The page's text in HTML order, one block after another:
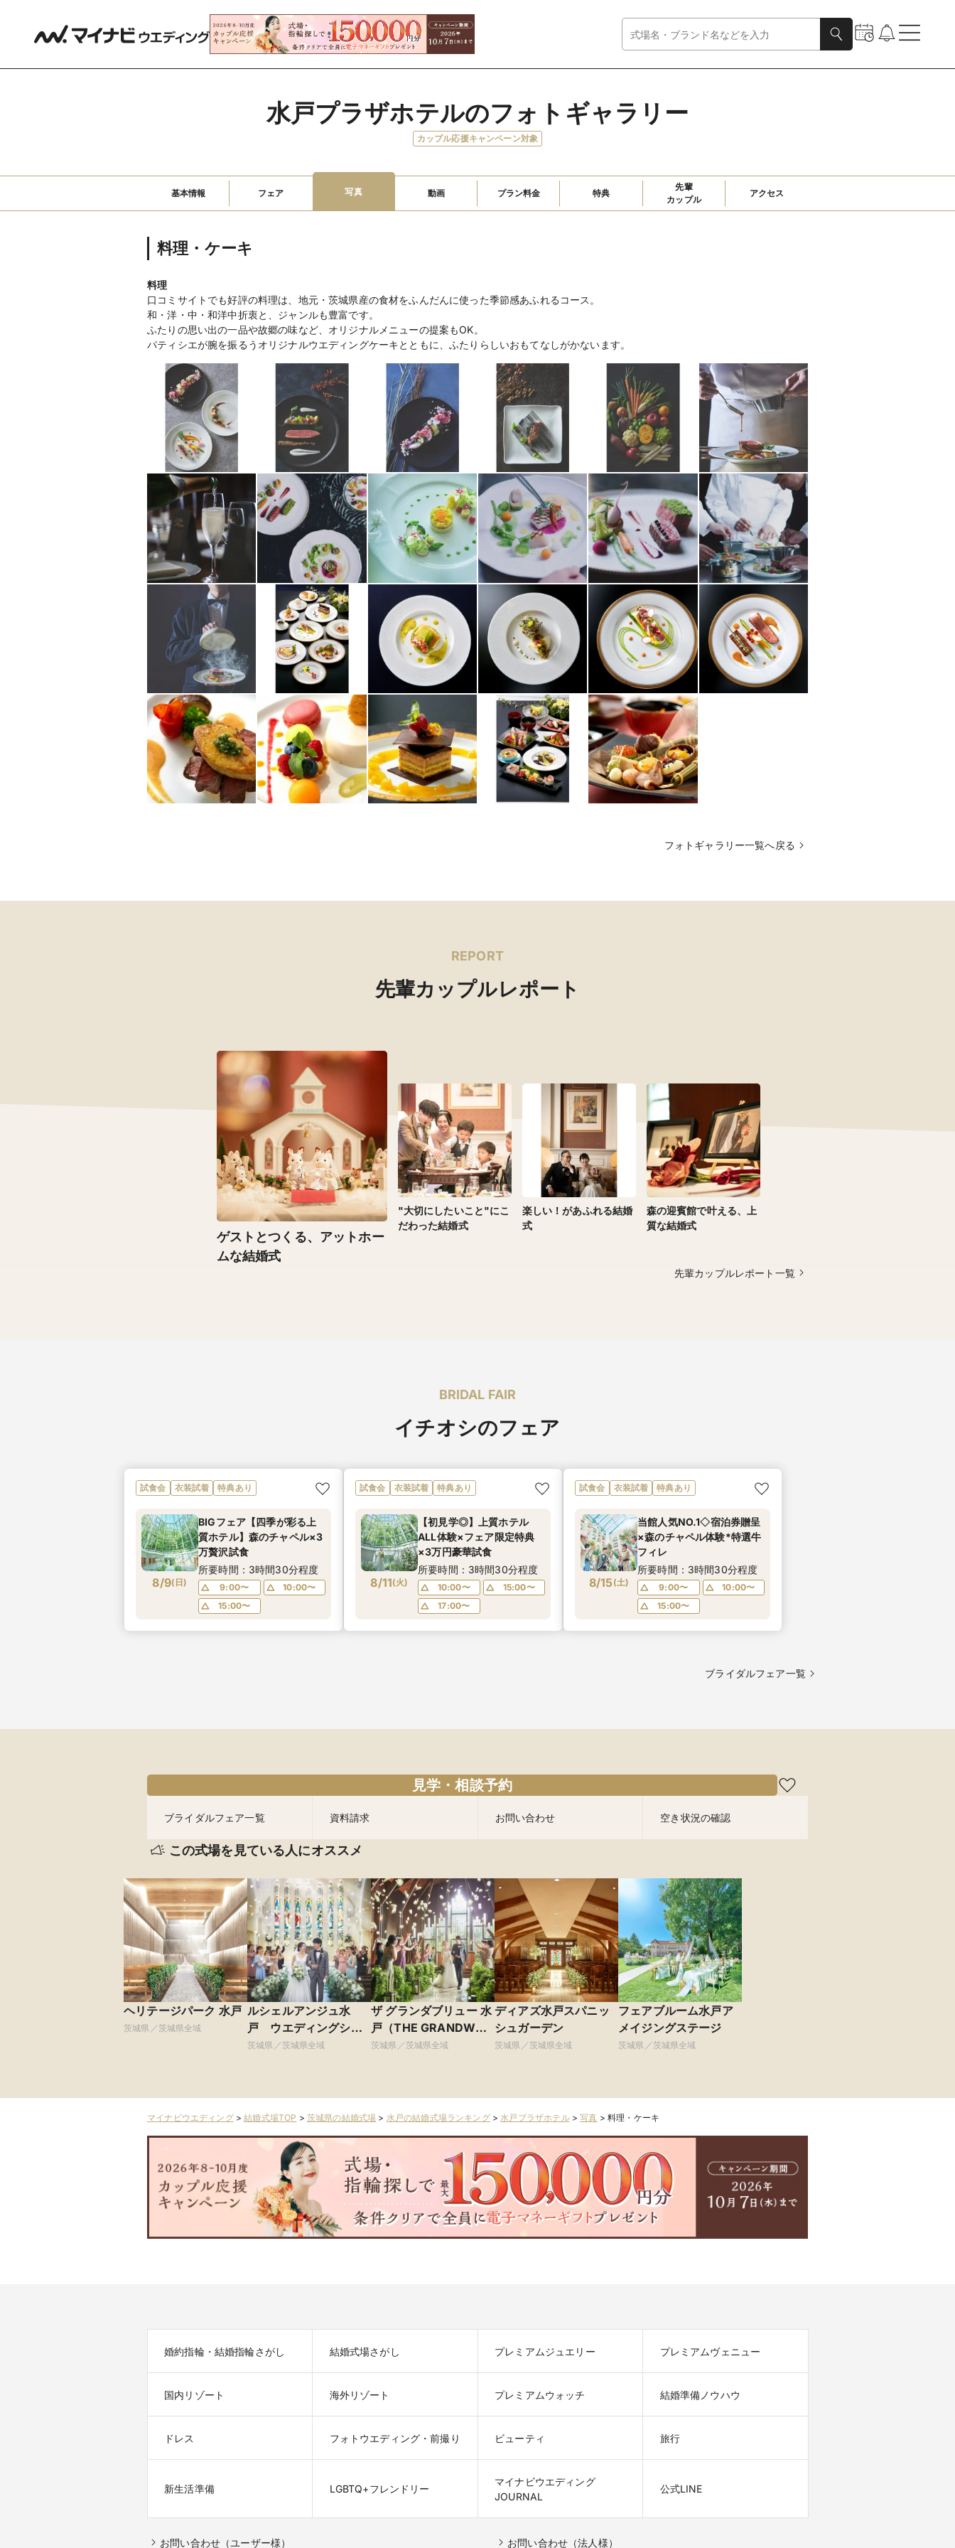
水戸プラザホテルのフォトギャラリー
カップル応援キャンペーン対象
基本情報 フェア 写真 動画 プラン料金 特典
先輩
カップル
アクセス
料理・ケーキ
料理
口コミサイトでも好評の料理は、地元・茨城県産の食材をふんだんに使った季節感あふれるコース。
和・洋・中・和洋中折衷と、ジャンルも豊富です。
ふたりの思い出の一品や故郷の味など、オリジナルメニューの提案もOK。
パティシエが腕を振るうオリジナルウエディングケーキとともに、ふたりらしいおもてなしがかないます。
フォトギャラリー一覧へ戻る
REPORT
先輩カップルレポート
ゲストとつくる、アットホー
ムな結婚式
"大切にしたいこと"にこ
だわった結婚式
楽しい！があふれる結婚
式
森の迎賓館で叶える、上
質な結婚式
先輩カップルレポート一覧
BRIDAL FAIR
イチオシのフェア
試食会 衣装試着 特典あり
8/9( 日)
BIGフェア【四季が彩る上
質ホテル】森のチャペル×3
万贅沢試食
所要時間：3時間30分程度
9:00〜
10:00〜
15:00〜
試食会 衣装試着 特典あり
8/11(火)
【初見学◎】上質ホテル
ALL体験×フェア限定特典
×3万円豪華試食
所要時間：3時間30分程度
10:00〜
15:00〜
17:00〜
試食会 衣装試着 特典あり
8/15(土)
当館人気NO.1◇宿泊券贈呈
×森のチャペル体験*特選牛
フィレ
所要時間：3時間30分程度
9:00〜
10:00〜
15:00〜
ブライダルフェア一覧
見学・相談予約
ブライダルフェア一覧 資料請求 お問い合わせ 空き状況の確認
この式場を見ている人にオススメ
ヘリテージパーク 水戸
茨城県／茨城県全域
ルシェルアンジュ水
戸 ウエディングシャ
トー
茨城県／茨城県全域
ザ グランダブリュー 水
戸（THE GRANDW
MITO）
茨城県／茨城県全域
ディアズ水戸スパニッ
シュガーデン
茨城県／茨城県全域
フェアブルーム水戸ア
メイジングステージ
茨城県／茨城県全域
マイナビウエディング>結婚式場TOP > 茨城県の結婚式場 > 水戸の結婚式場ランキング>水戸プラザホテル>写真 >料理・ケーキ
婚約指輪・結婚指輪さがし 結婚式場さがし プレミアムジュエリー プレミアムヴェニュー
国内リゾート 海外リゾート プレミアムウォッチ 結婚準備ノウハウ
ドレス フォトウエディング・前撮り ビューティ 旅行
新生活準備 LGBTQ+フレンドリー
マイナビウエディング
JOURNAL
公式LINE
お問い合わせ（ユーザー様） お問い合わせ（法人様）